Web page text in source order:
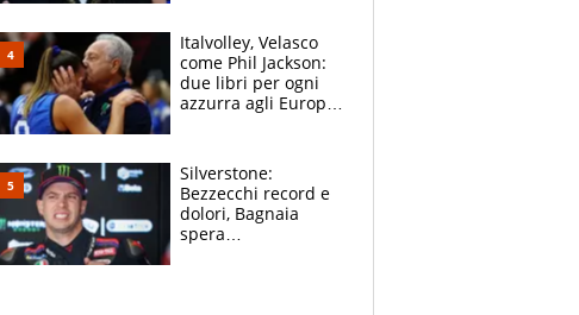
sfondo
Italvolley, Velasco
come Phil Jackson:
due libri per ogni
azzurra agli Europei.
Silverstone:
Bezzecchi record e
dolori, Bagnaia
spera